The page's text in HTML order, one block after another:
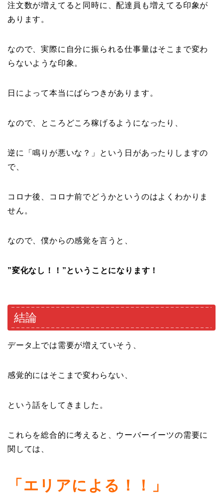
注文数が増えてると同時に、配達員も増えてる印象が
あります。
なので、実際に自分に振られる仕事量はそこまで変わ
らないような印象。
日によって本当にばらつきがあります。
なので、ところどころ稼げるようになったり、
逆に「鳴りが悪いな？」という日があったりしますの
で、
コロナ後、コロナ前でどうかというのはよくわかりま
せん。
なので、僕からの感覚を言うと、
”変化なし！！”ということになります！
結論
データ上では需要が増えていそう、
感覚的にはそこまで変わらない、
という話をしてきました。
これらを総合的に考えると、ウーバーイーツの需要に
関しては、
「エリアによる！！」